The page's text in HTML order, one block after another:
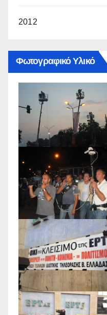
2012
Φωτογραφικό Υλικό